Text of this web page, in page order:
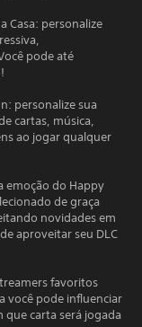
Casa: personalize
pode até
personalize sua
cartas, música,
ao jogar qualquer
emoção do Happy
de graça
novidades em
aproveitar seu DLC
favoritos
você pode influenciar
carta será jogada